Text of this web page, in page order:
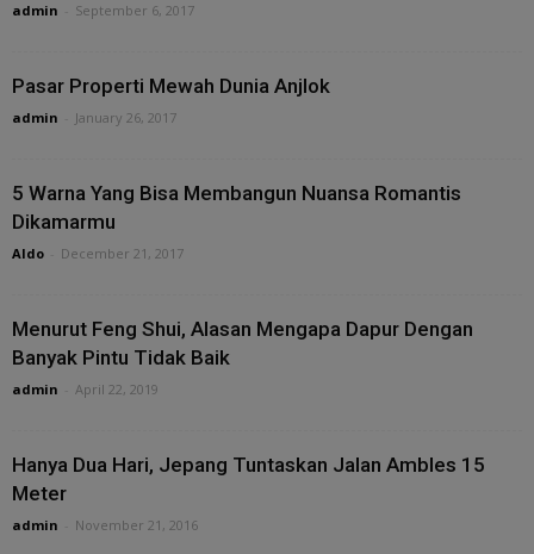
admin September 6, 2017
Pasar Properti Mewah Dunia Anjlok
admin January 26, 2017
5 Warna Yang Bisa Membangun Nuansa Romantis
Dikamarmu
Aldo December 21, 2017
Menurut Feng Shui, Alasan Mengapa Dapur Dengan
Banyak Pintu Tidak Baik
admin April 22, 2019
Hanya Dua Hari, Jepang Tuntaskan Jalan Ambles 15
Meter
admin November 21, 2016